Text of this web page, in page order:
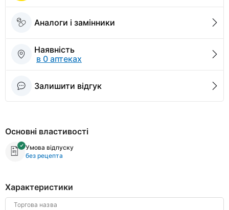
Аналоги і замінники
Наявність
в 0 аптеках
Залишити відгук
Основні властивості
Умова відпуску
без рецепта
Характеристики
Торгова назва